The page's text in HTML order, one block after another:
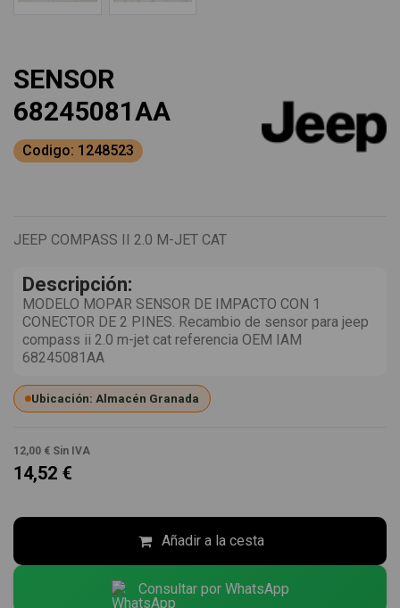
SENSOR
68245081AA
Codigo: 1248523
JEEP COMPASS II 2.0 M-JET CAT
Descripción:
MODELO MOPAR SENSOR DE IMPACTO CON 1
CONECTOR DE 2 PINES. Recambio de sensor para jeep
compass ii 2.0 m-jet cat referencia OEM IAM
68245081AA
Ubicación: Almacén Granada
12,00 € Sin IVA
14,52 €
Añadir a la cesta
Consultar por WhatsApp